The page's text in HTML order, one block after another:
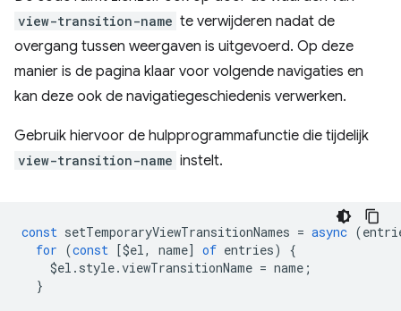
view-transition-name te verwijderen nadat de
overgang tussen weergaven is uitgevoerd. Op deze
manier is de pagina klaar voor volgende navigaties en
kan deze ook de navigatiegeschiedenis verwerken.
Gebruik hiervoor de hulpprogrammafunctie die tijdelijk
view-transition-name instelt.
const setTemporaryViewTransitionNames = async (
for (const [$el , name] of entries)
{
$el . style.viewTransitionName = name ;
}